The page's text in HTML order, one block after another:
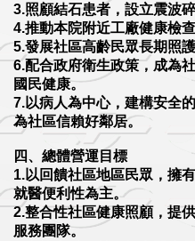
3.照顧結石患者，設立震波碎
4.推動本院附近工廠健康檢
5.發展社區高齡民眾長期照
6.配合政府衛生政策，成為
國民健康。
7.以病人為中心，建構安全
為社區信賴好鄰居。
四、總體營運目標
1.以回饋社區地區民眾，擁
就醫便利性為主。
2.整合性社區健康照顧，提
服務團隊。